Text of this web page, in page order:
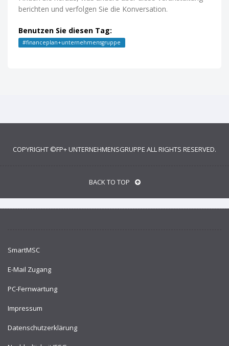
berichten und verfolgen Sie die Konversation.
Benutzen Sie diesen Tag:
#financeplan+unternehmensgruppe
COPYRIGHT ©FP+ UNTERNEHMENSGRUPPE ALL RIGHTS RESERVED.
BACK TO TOP
SmartMSC
E-Mail Zugang
PC-Fernwartung
Impressum
Datenschutzerklärung